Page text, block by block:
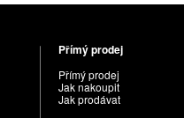
Přímý prodej
Přímý prodej
Jak nakoupit
Jak prodávat